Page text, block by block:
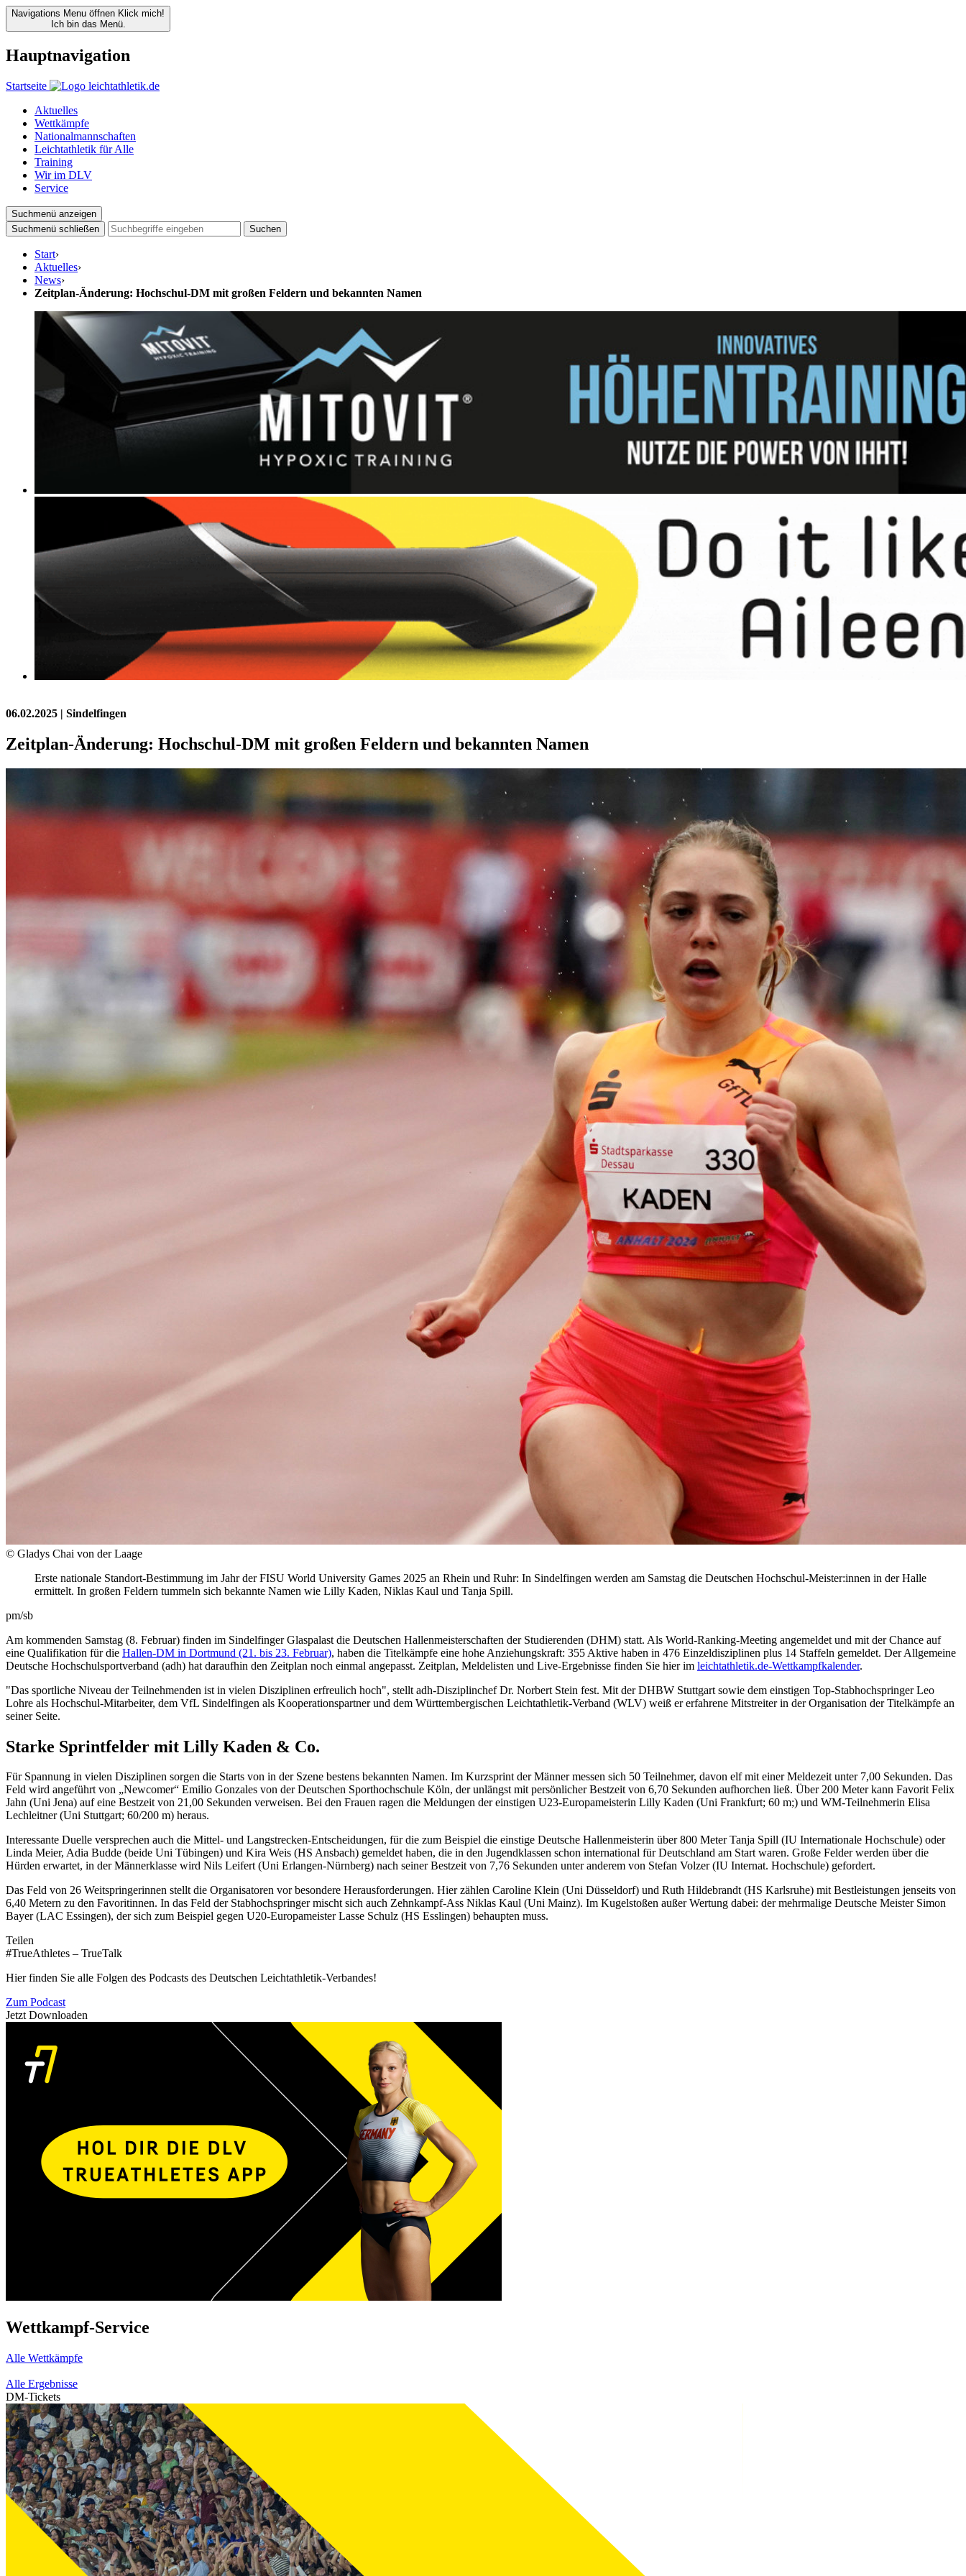
Navigations Menu öffnen Klick mich!
Ich bin das Menü.
Hauptnavigation
Startseite
Aktuelles
Wettkämpfe
Nationalmannschaften
Leichtathletik für Alle
Training
Wir im DLV
Service
Suchmenü anzeigen
Suchmenü schließen
Suchen
Start›
Aktuelles›
News›
Zeitplan-Änderung: Hochschul-DM mit großen Feldern und bekannten Namen
06.02.2025 | Sindelfingen
Zeitplan-Änderung: Hochschul-DM mit großen Feldern und bekannten Namen
© Gladys Chai von der Laage
Erste nationale Standort-Bestimmung im Jahr der FISU World University Games 2025 an Rhein und Ruhr: In Sindelfingen werden am Samstag die Deutschen Hochschul-Meister:innen in der Halle
ermittelt. In großen Feldern tummeln sich bekannte Namen wie Lilly Kaden, Niklas Kaul und Tanja Spill.
pm/sb
Am kommenden Samstag (8. Februar) finden im Sindelfinger Glaspalast die Deutschen Hallenmeisterschaften der Studierenden (DHM) statt. Als World-Ranking-Meeting angemeldet und mit der Chance auf
eine Qualifikation für die Hallen-DM in Dortmund (21. bis 23. Februar), haben die Titelkämpfe eine hohe Anziehungskraft: 355 Aktive haben in 476 Einzeldisziplinen plus 14 Staffeln gemeldet. Der Allgemeine
Deutsche Hochschulsportverband (adh) hat daraufhin den Zeitplan noch einmal angepasst. Zeitplan, Meldelisten und Live-Ergebnisse finden Sie hier im leichtathletik.de-Wettkampfkalender.
"Das sportliche Niveau der Teilnehmenden ist in vielen Disziplinen erfreulich hoch", stellt adh-Disziplinchef Dr. Norbert Stein fest. Mit der DHBW Stuttgart sowie dem einstigen Top-Stabhochspringer Leo
Lohre als Hochschul-Mitarbeiter, dem VfL Sindelfingen als Kooperationspartner und dem Württembergischen Leichtathletik-Verband (WLV) weiß er erfahrene Mitstreiter in der Organisation der Titelkämpfe an
seiner Seite.
Starke Sprintfelder mit Lilly Kaden & Co.
Für Spannung in vielen Disziplinen sorgen die Starts von in der Szene bestens bekannten Namen. Im Kurzsprint der Männer messen sich 50 Teilnehmer, davon elf mit einer Meldezeit unter 7,00 Sekunden. Das
Feld wird angeführt von „Newcomer“ Emilio Gonzales von der Deutschen Sporthochschule Köln, der unlängst mit persönlicher Bestzeit von 6,70 Sekunden aufhorchen ließ. Über 200 Meter kann Favorit Felix
Jahn (Uni Jena) auf eine Bestzeit von 21,00 Sekunden verweisen. Bei den Frauen ragen die Meldungen der einstigen U23-Europameisterin Lilly Kaden (Uni Frankfurt; 60 m;) und WM-Teilnehmerin Elisa
Lechleitner (Uni Stuttgart; 60/200 m) heraus.
Interessante Duelle versprechen auch die Mittel- und Langstrecken-Entscheidungen, für die zum Beispiel die einstige Deutsche Hallenmeisterin über 800 Meter Tanja Spill (IU Internationale Hochschule) oder
Linda Meier, Adia Budde (beide Uni Tübingen) und Kira Weis (HS Ansbach) gemeldet haben, die in den Jugendklassen schon international für Deutschland am Start waren. Große Felder werden über die
Hürden erwartet, in der Männerklasse wird Nils Leifert (Uni Erlangen-Nürnberg) nach seiner Bestzeit von 7,76 Sekunden unter anderem von Stefan Volzer (IU Internat. Hochschule) gefordert.
Das Feld von 26 Weitspringerinnen stellt die Organisatoren vor besondere Herausforderungen. Hier zählen Caroline Klein (Uni Düsseldorf) und Ruth Hildebrandt (HS Karlsruhe) mit Bestleistungen jenseits von
6,40 Metern zu den Favoritinnen. In das Feld der Stabhochspringer mischt sich auch Zehnkampf-Ass Niklas Kaul (Uni Mainz). Im Kugelstoßen außer Wertung dabei: der mehrmalige Deutsche Meister Simon
Bayer (LAC Essingen), der sich zum Beispiel gegen U20-Europameister Lasse Schulz (HS Esslingen) behaupten muss.
Teilen
#TrueAthletes – TrueTalk
Hier finden Sie alle Folgen des Podcasts des Deutschen Leichtathletik-Verbandes!
Zum Podcast
Jetzt Downloaden
Wettkampf-Service
Alle Wettkämpfe
Alle Ergebnisse
DM-Tickets